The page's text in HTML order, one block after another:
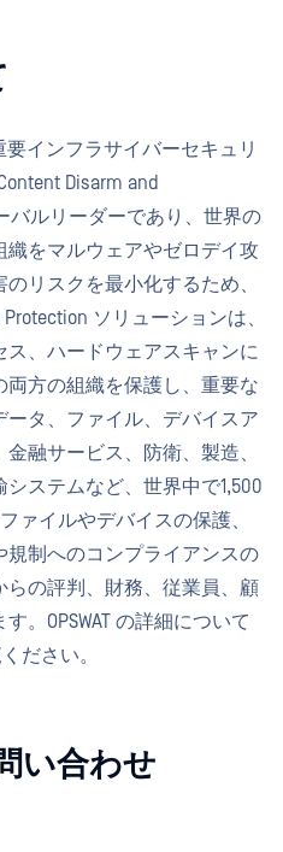
要インフラサイバーセキュリ
Disarm and
バルリーダーであり、世界の
織をマルウェアやゼロデイ攻
リスクを最小化するため、
Protection ソリューションは、
、ハードウェアスキャンに
方の組織を保護し、重要な
タ、ファイル、デバイスア
融サービス、防衛、製造、
ステムなど、世界中で1,500
ァイルやデバイスの保護、
制へのコンプライアンスの
の評判、財務、従業員、顧
。OPSWAT の詳細について
ださい。
い合わせ